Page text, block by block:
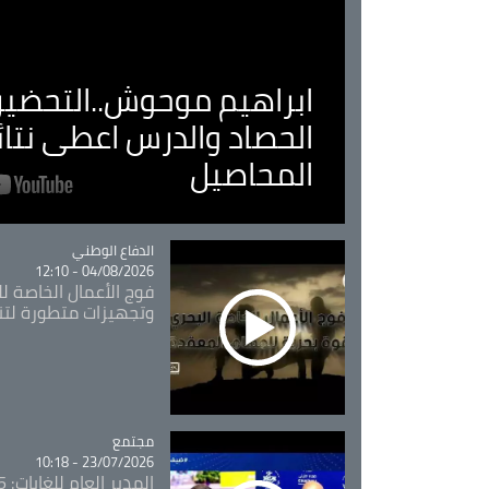
ابراهيم
الحصاد والدرس اعطى
المحاصيل
Catégorie
الدفاع الوطني
04/08/2026 - 12:10
فوج الأعمال الخاصة
وتجهيزات متطورة
Catégorie
مجتمع
23/07/2026 - 10:18